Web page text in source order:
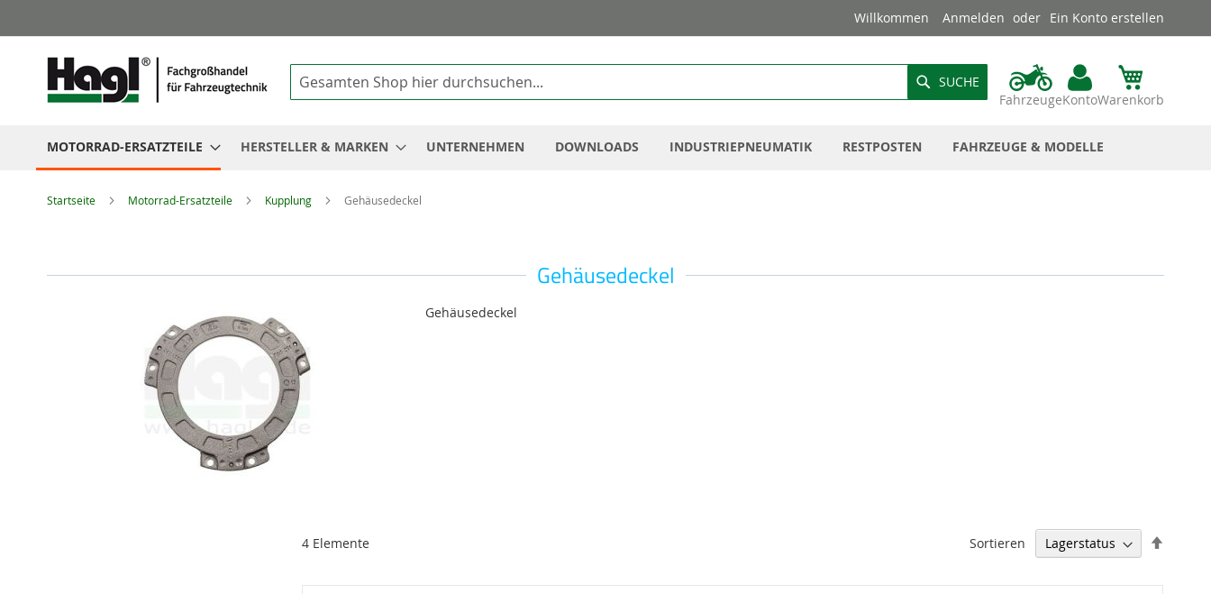
Inhalt
Willkommen Anmelden Ein Konto erstellen
FahrzeugeKontoWarenkorb
SUCHE
MOTORRAD-ERSATZTEILE HERSTELLER & MARKEN UNTERNEHMEN DOWNLOADS INDUSTRIEPNEUMATIK RESTPOSTEN FAHRZEUGE & MODELLE
Startseite Motorrad-Ersatzteile Kupplung Gehäusedeckel
Gehäusedeckel
Gehäusedeckel
4 Elemente Sortieren